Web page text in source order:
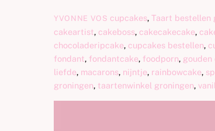
YVONNE VOS cupcakes,Taart bestellen
cakeartist, cakeboss, cakecakecake,
chocoladeripcake, cupcakes bestellen,
fondant, fondantcake, foodporn,
liefde, macarons, nijntje, rainbowcake,
groningen, taartenwinkel groningen,